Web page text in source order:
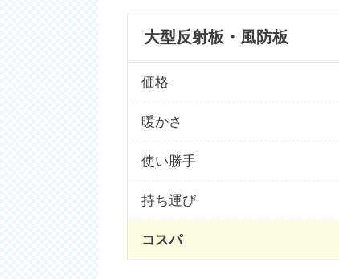
大型反射板・風防板
価格
暖かさ
使い勝手
持ち運び
コスパ